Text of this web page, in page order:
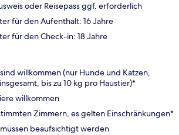
oder Reisepass ggf. erforderlich
für den Aufenthalt: 16 Jahre
für den Check-in: 18 Jahre
willkommen (nur Hunde und Katzen,
bis zu 10 kg pro Haustier)*
willkommen
Zimmern, es gelten Einschränkungen*
beaufsichtigt werden